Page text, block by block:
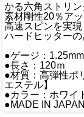
かる六角ストリン
素材剛性20％アッ
高速スピンを実現
ハードヒッター
●ゲージ：1.25mm
●長さ：120ｍ
●材質：高弾性ポ
エステル】
●カラー：ホワイ
●MADE IN JAPAN